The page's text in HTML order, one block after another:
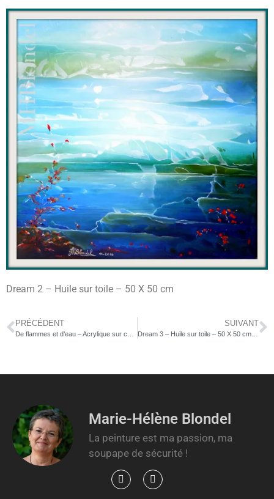
Dream 2 – Huile sur toile – 50 X 50 cm
PRÉCÉDENT SUIVANT
Dream 3 – Huile sur toile – 50 X 50 cm – 350€
Marie-Hélène Blondel
La peinture est ma passion, ma
soupape de sécurité !